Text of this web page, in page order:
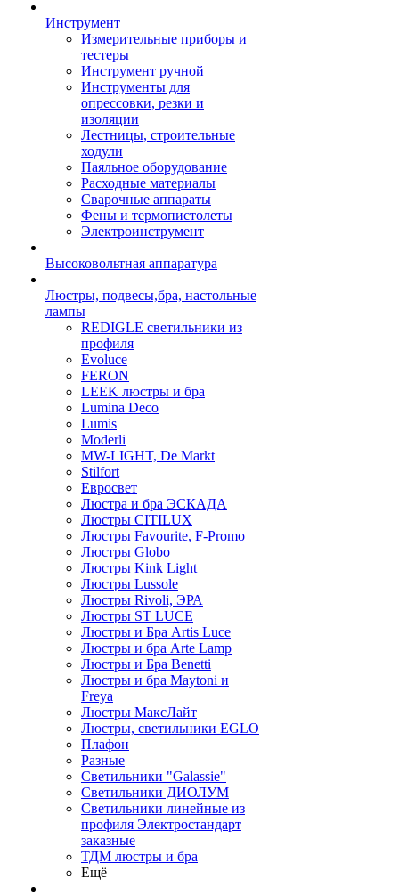
Инструмент
Измерительные приборы и
тестеры
Инструмент ручной
Инструменты для
опрессовки, резки и
изоляции
Лестницы, строительные
ходули
Паяльное оборудование
Расходные материалы
Сварочные аппараты
Фены и термопистолеты
Электроинструмент
Высоковольтная аппаратура
Люстры, подвесы,бра, настольные
лампы
REDIGLE светильники из
профиля
Evoluce
FERON
LEEK люстры и бра
Lumina Deco
Lumis
Moderli
MW-LIGHT, De Markt
Stilfort
Евросвет
Люстра и бра ЭСКАДА
Люстры CITILUX
Люстры Favourite, F-Promo
Люстры Globo
Люстры Kink Light
Люстры Lussole
Люстры Rivoli, ЭРА
Люстры ST LUCE
Люстры и Бра Artis Luce
Люстры и бра Arte Lamp
Люстры и Бра Benetti
Люстры и бра Maytoni и
Freya
Люстры МаксЛайт
Люстры, светильники EGLO
Плафон
Разные
Светильники "Galassie"
Светильники ДИОЛУМ
Светильники линейные из
профиля Электростандарт
заказные
ТДМ люстры и бра
Ещё